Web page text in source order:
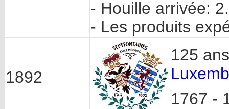
- Houille arrivée:
- Les produits
1892
125
1767 -